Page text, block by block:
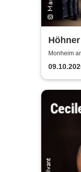
2025/26
Monheim